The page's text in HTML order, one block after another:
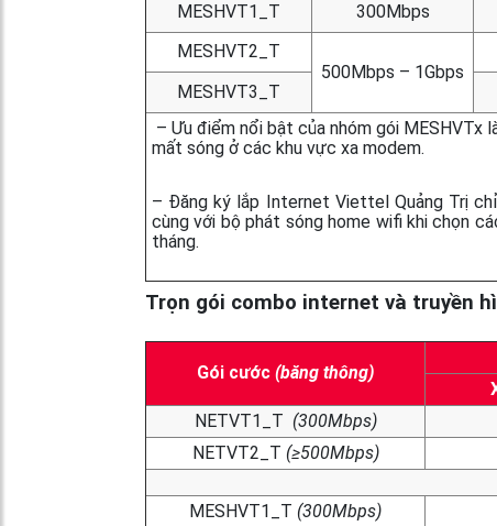
MESHVT1_T
300Mbps
MESHVT2_T
500Mbps – 1Gbps
MESHVT3_T
– Ưu điểm nổi bật của nhóm gói MESHVTx
mất sóng ở các khu vực xa modem.
– Đăng ký lắp Internet Viettel Quảng Trị
cùng với bộ phát sóng home wifi khi chọn
tháng.
Trọn gói combo internet và truyền
Gói cước (băng thông)
NETVT1_T (300Mbps)
NETVT2_T (≥500Mbps)
MESHVT1_T (300Mbps)